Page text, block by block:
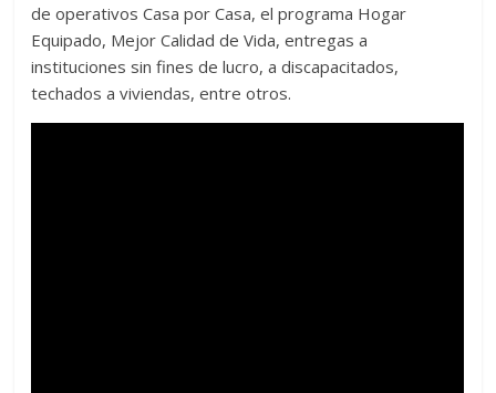
de operativos Casa por Casa, el programa Hogar
Equipado, Mejor Calidad de Vida, entregas a
instituciones sin fines de lucro, a discapacitados,
techados a viviendas, entre otros.